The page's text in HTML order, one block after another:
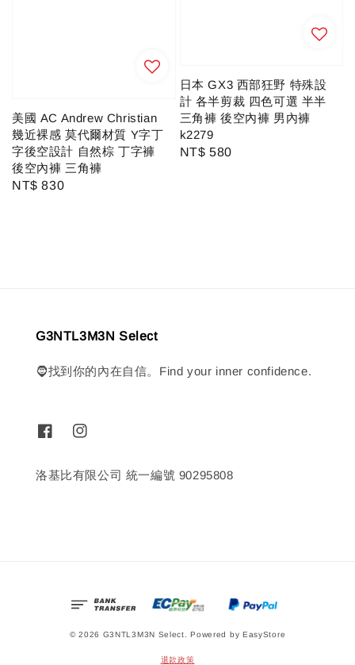
美國 AC Andrew Christian
幾近裸感 莫代爾材質 Y字丁
字後空設計 自然棕 丁字褲
後空內褲 三角褲
Regular
NT$ 830
日本 GX3 西部狂野 特殊設
計 各半剪裁 四色可選 半半
三角褲 後空內褲 男內褲
k2279
Regular
NT$ 580
G3NTL3M3N Select
🧔找到你的內在自信。Find your inner confidence.
洛基比有限公司 統一編號 90295808
© 2026 G3NTL3M3N Select. Powered by EasyStore
退款政策